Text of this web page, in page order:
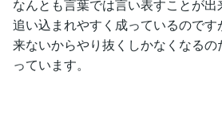
なんとも言葉では言い表すことが
追い込まれやすく成っているので
来ないからやり抜くしかなくなる
っています。